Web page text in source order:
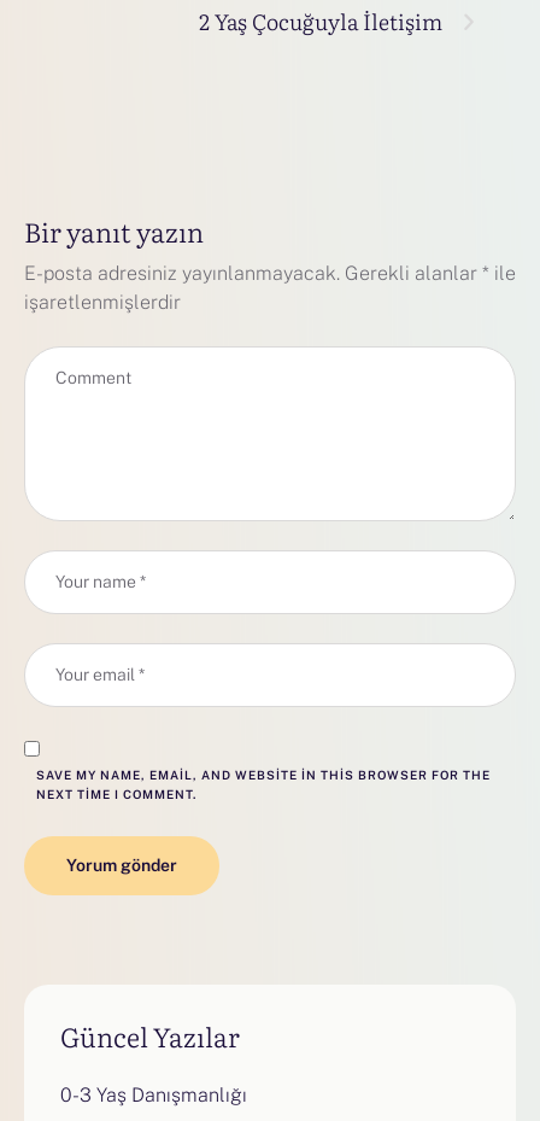
2 Yaş Çocuğuyla İletişim
Bir yanıt yazın
E-posta adresiniz yayınlanmayacak. Gerekli alanlar * ile
işaretlenmişlerdir
SAVE MY NAME, EMAIL, AND WEBSITE IN THIS BROWSER FOR THE
NEXT TIME I COMMENT.
Güncel Yazılar
0-3 Yaş Danışmanlığı